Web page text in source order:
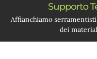
Supporto
Affianchiamo
dei